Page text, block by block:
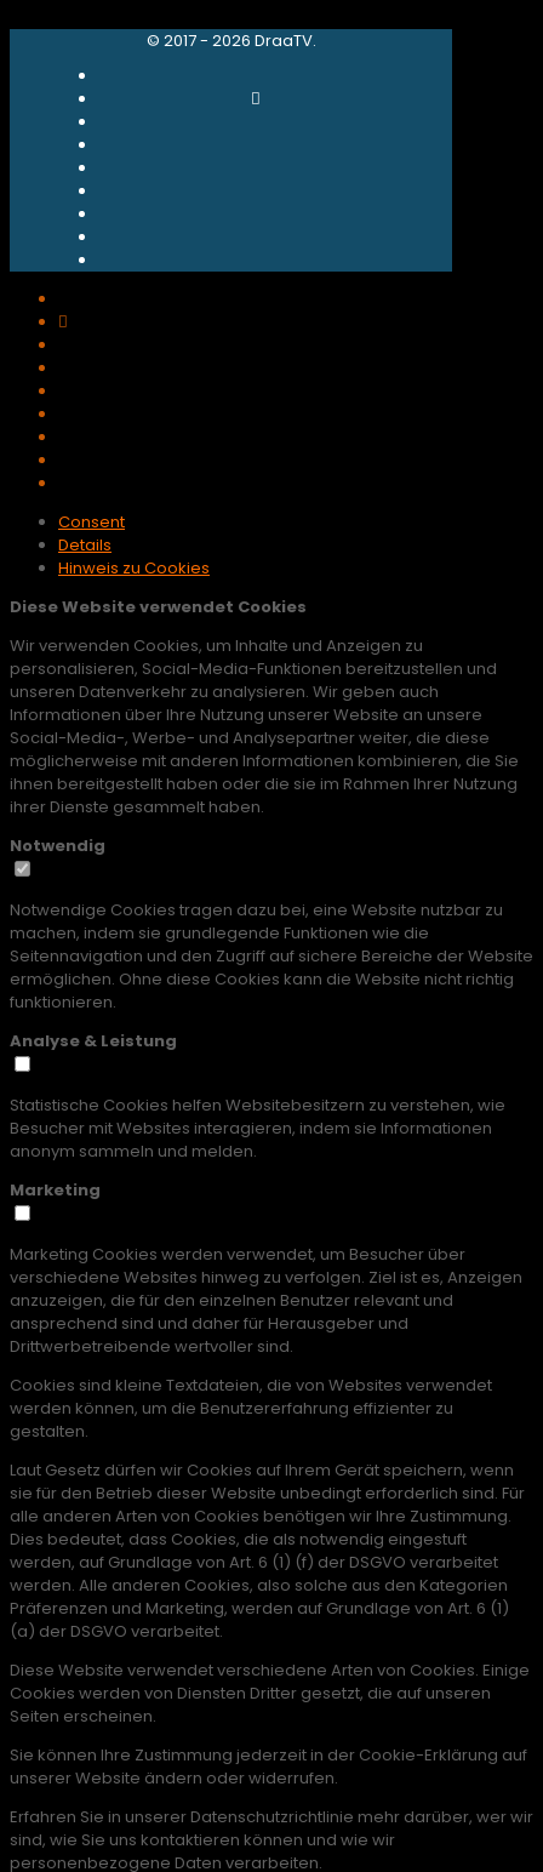
© 2017 - 2026 DraaTV.
Consent
Details
Hinweis zu Cookies
Diese Website verwendet Cookies
Wir verwenden Cookies, um Inhalte und Anzeigen zu
personalisieren, Social-Media-Funktionen bereitzustellen und
unseren Datenverkehr zu analysieren. Wir geben auch
Informationen über Ihre Nutzung unserer Website an unsere
Social-Media-, Werbe- und Analysepartner weiter, die diese
möglicherweise mit anderen Informationen kombinieren, die Sie
ihnen bereitgestellt haben oder die sie im Rahmen Ihrer Nutzung
ihrer Dienste gesammelt haben.
Notwendig
Notwendige Cookies tragen dazu bei, eine Website nutzbar zu
machen, indem sie grundlegende Funktionen wie die
Seitennavigation und den Zugriff auf sichere Bereiche der Website
ermöglichen. Ohne diese Cookies kann die Website nicht richtig
funktionieren.
Analyse & Leistung
Statistische Cookies helfen Websitebesitzern zu verstehen, wie
Besucher mit Websites interagieren, indem sie Informationen
anonym sammeln und melden.
Marketing
Marketing Cookies werden verwendet, um Besucher über
verschiedene Websites hinweg zu verfolgen. Ziel ist es, Anzeigen
anzuzeigen, die für den einzelnen Benutzer relevant und
ansprechend sind und daher für Herausgeber und
Drittwerbetreibende wertvoller sind.
Cookies sind kleine Textdateien, die von Websites verwendet
werden können, um die Benutzererfahrung effizienter zu
gestalten.
Laut Gesetz dürfen wir Cookies auf Ihrem Gerät speichern, wenn
sie für den Betrieb dieser Website unbedingt erforderlich sind. Für
alle anderen Arten von Cookies benötigen wir Ihre Zustimmung.
Dies bedeutet, dass Cookies, die als notwendig eingestuft
werden, auf Grundlage von Art. 6 (1) (f) der DSGVO verarbeitet
werden. Alle anderen Cookies, also solche aus den Kategorien
Präferenzen und Marketing, werden auf Grundlage von Art. 6 (1)
(a) der DSGVO verarbeitet.
Diese Website verwendet verschiedene Arten von Cookies. Einige
Cookies werden von Diensten Dritter gesetzt, die auf unseren
Seiten erscheinen.
Sie können Ihre Zustimmung jederzeit in der Cookie-Erklärung auf
unserer Website ändern oder widerrufen.
Erfahren Sie in unserer Datenschutzrichtlinie mehr darüber, wer wir
sind, wie Sie uns kontaktieren können und wie wir
personenbezogene Daten verarbeiten.